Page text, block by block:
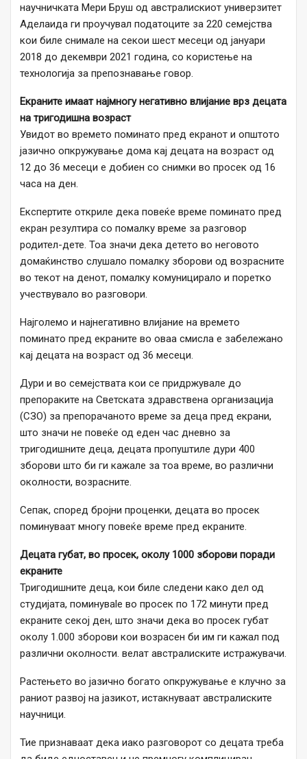
научничката Мери Бруш од австралискиот универзитет
Аделаида ги проучувал податоците за 220 семејства
кои биле снимале на секои шест месеци од јануари
2018 до декември 2021 година, со користење на
технологија за препознавање говор.
Екраните имаат најмногу негативно влијание врз децата
на тригодишна возраст
Увидот во времето поминато пред екранот и општото
јазично опкружување дома кај децата на возраст од
12 до 36 месеци е добиен со снимки во просек од 16
часа на ден.
Експертите откриле дека повеќе време поминато пред
екран резултира со помалку време за разговор
родител-дете. Тоа значи дека детето во неговото
домаќинство слушало помалку зборови од возрасните
во текот на денот, помалку комуницирало и поретко
учествувало во разговори.
Најголемо и најнегативно влијание на времето
поминато пред екраните во оваа смисла е забележано
кај децата на возраст од 36 месеци.
Дури и во семејствата кои се придржувале до
препораките на Светската здравствена организација
(СЗО) за препорачаното време за деца пред екрани,
што значи не повеќе од еден час дневно за
тригодишните деца, децата пропуштиле дури 400
зборови што би ги кажале за тоа време, во различни
околности, возрасните.
Сепак, според бројни проценки, децата во просек
поминуваат многу повеќе време пред екраните.
Децата губат, во просек, околу 1000 зборови поради
екраните
Тригодишните деца, кои биле следени како дел од
студијата, поминуваle во просек по 172 минути пред
екраните секој ден, што значи дека во просек губат
околу 1.000 зборови кои возрасен би им ги кажал под
различни околности. велат австралиските истражувачи.
Растењето во јазично богато опкружување е клучно за
раниот развој на јазикот, истакнуваат австралиските
научници.
Тие признаваат дека иако разговорот со децата треба